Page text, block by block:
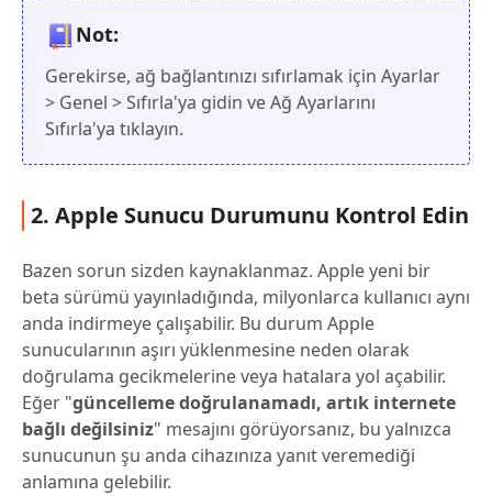
Not:
Gerekirse, ağ bağlantınızı sıfırlamak için Ayarlar
> Genel > Sıfırla'ya gidin ve Ağ Ayarlarını
Sıfırla'ya tıklayın.
2. Apple Sunucu Durumunu Kontrol Edin
Bazen sorun sizden kaynaklanmaz. Apple yeni bir
beta sürümü yayınladığında, milyonlarca kullanıcı aynı
anda indirmeye çalışabilir. Bu durum Apple
sunucularının aşırı yüklenmesine neden olarak
doğrulama gecikmelerine veya hatalara yol açabilir.
Eğer "güncelleme doğrulanamadı, artık internete
bağlı değilsiniz" mesajını görüyorsanız, bu yalnızca
sunucunun şu anda cihazınıza yanıt veremediği
anlamına gelebilir.